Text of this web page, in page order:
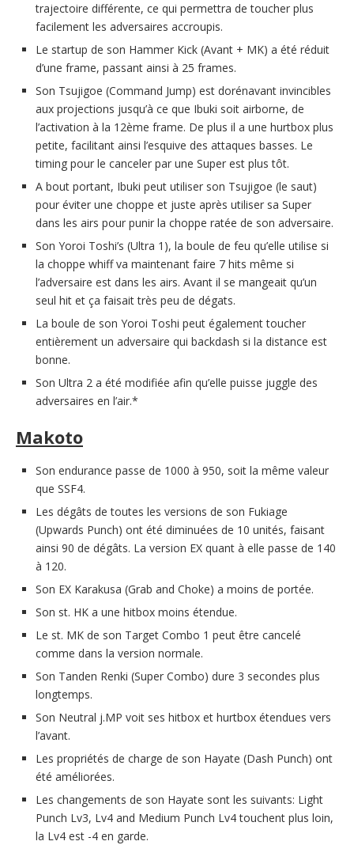
trajectoire différente, ce qui permettra de toucher plus
facilement les adversaires accroupis.
Le startup de son Hammer Kick (Avant + MK) a été réduit
d’une frame, passant ainsi à 25 frames.
Son Tsujigoe (Command Jump) est dorénavant invincibles
aux projections jusqu’à ce que Ibuki soit airborne, de
l’activation à la 12ème frame. De plus il a une hurtbox plus
petite, facilitant ainsi l’esquive des attaques basses. Le
timing pour le canceler par une Super est plus tôt.
A bout portant, Ibuki peut utiliser son Tsujigoe (le saut)
pour éviter une choppe et juste après utiliser sa Super
dans les airs pour punir la choppe ratée de son adversaire.
Son Yoroi Toshi’s (Ultra 1), la boule de feu qu’elle utilise si
la choppe whiff va maintenant faire 7 hits même si
l’adversaire est dans les airs. Avant il se mangeait qu’un
seul hit et ça faisait très peu de dégats.
La boule de son Yoroi Toshi peut également toucher
entièrement un adversaire qui backdash si la distance est
bonne.
Son Ultra 2 a été modifiée afin qu’elle puisse juggle des
adversaires en l’air.*
Makoto
Son endurance passe de 1000 à 950, soit la même valeur
que SSF4.
Les dégâts de toutes les versions de son Fukiage
(Upwards Punch) ont été diminuées de 10 unités, faisant
ainsi 90 de dégâts. La version EX quant à elle passe de 140
à 120.
Son EX Karakusa (Grab and Choke) a moins de portée.
Son st. HK a une hitbox moins étendue.
Le st. MK de son Target Combo 1 peut être cancelé
comme dans la version normale.
Son Tanden Renki (Super Combo) dure 3 secondes plus
longtemps.
Son Neutral j.MP voit ses hitbox et hurtbox étendues vers
l’avant.
Les propriétés de charge de son Hayate (Dash Punch) ont
été améliorées.
Les changements de son Hayate sont les suivants: Light
Punch Lv3, Lv4 and Medium Punch Lv4 touchent plus loin,
la Lv4 est -4 en garde.